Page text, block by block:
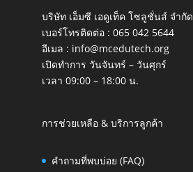
บริษัท เอ็มซี เอดูเท็ค โซลูชั่นส์ จำกัด
เบอร์โทรติดต่อ : 065 042 5644
อีเมล : info@mcedutech.org
เปิดทำการ วันจันทร์ – วันศุกร์
เวลา 09:00 – 18:00 น.
การช่วยเหลือ & บริการลูกค้า
คำถามที่พบบ่อย (FAQ)